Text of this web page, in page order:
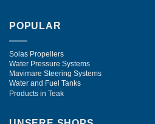
POPULAR
Solas Propellers
Water Pressure Systems
Mavimare Steering Systems
Water and Fuel Tanks
Products in Teak